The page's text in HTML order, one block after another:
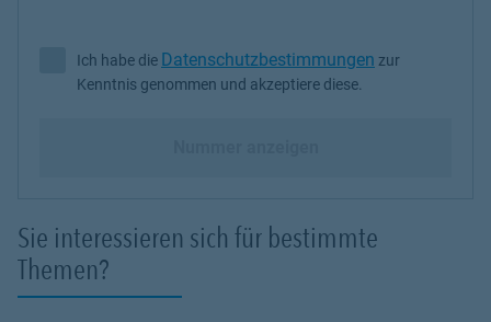
Ich habe die Datenschutzbestimmungen zur Kenntnis
Ich habe die Datenschutzbestimmungen zur
Kenntnis genommen und akzeptiere diese.
Sie interessieren sich für bestimmte
Themen?